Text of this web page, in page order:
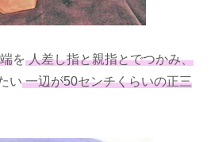
を人差し指と親指とでつかみ、
い一辺が50センチくらいの正三